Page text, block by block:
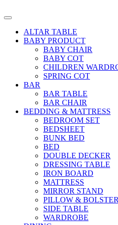
ALTAR TABLE
BABY PRODUCT
BABY CHAIR
BABY COT
CHILDREN
SPRING COT
BAR
BAR TABLE
BAR CHAIR
BEDDING & MATTRESS
BEDROOM SET
BEDSHEET
BUNK BED
BED
DOUBLE DECKER
DRESSING TABLE
IRON BOARD
MATTRESS
MIRROR STAND
PILLOW & BOLSTER
SIDE TABLE
WARDROBE